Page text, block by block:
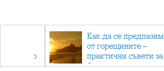
отново
Как да се предпазим
от горещините –
практични съвети за
безопасно лято